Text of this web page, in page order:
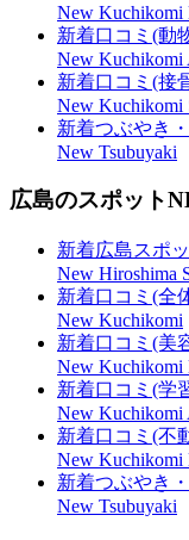
New Kuchikomi
新着口コミ(動
New Kuchikomi
新着口コミ(接
New Kuchikomi
新着つぶやき
New Tsubuyaki
広島のスポット
新着広島スポ
New Hiroshima
新着口コミ(全
New Kuchikomi
新着口コミ(美
New Kuchikomi
新着口コミ(学
New Kuchikomi
新着口コミ(不
New Kuchikomi
新着つぶやき
New Tsubuyaki